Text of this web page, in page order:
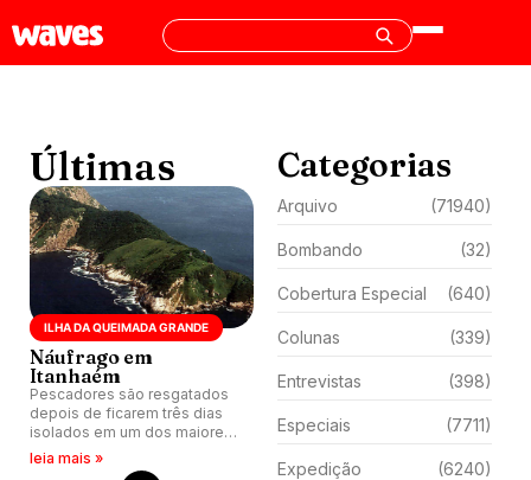
Últimas
ILHA DA QUEIMADA GRANDE
Náufrago em
Itanhaém
Pescadores são resgatados
depois de ficarem três dias
isolados em um dos maiores
serpentários naturais do
leia mais »
Categorias
Arquivo (71940)
Bombando (32)
Cobertura Especial (640)
Colunas (339)
Entrevistas (398)
Especiais (7711)
Expedição (6240)